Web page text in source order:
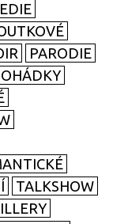
PARODIE
TALKSHOW